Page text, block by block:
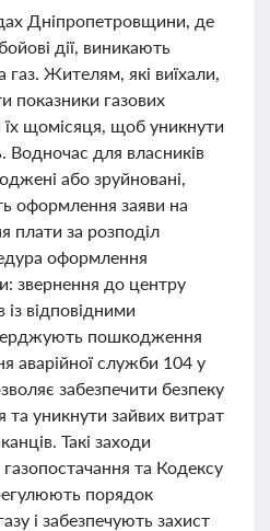
Дніпропетровщини, де
дії, виникають
Жителям, які виїхали,
показники газових
їх щомісяця, щоб уникнути
Водночас для власників
або зруйновані,
оформлення заяви на
плати за розподіл
оформлення
звернення до центру
із відповідними
пошкодження
аварійної служби 104 у
забезпечити безпеку
та уникнути зайвих витрат
Такі заходи
та Кодексу
порядок
і забезпечують захист